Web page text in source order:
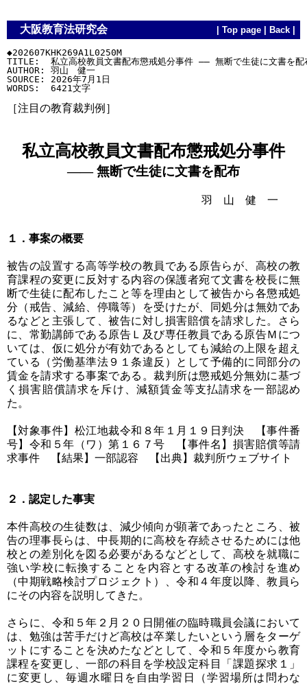
大阪教育法研究会 Top page Back
◆202607KHK269A1L0250M
TITLE:  私立高校教員文書配布懲戒処分事件 ―― 無断で生徒に文書を配
AUTHOR: 羽山　健一
SOURCE: 2026年7月1日
［注目の教育裁判例］
私立高校教員文書配布懲戒処分事件
―― 無断で生徒に文書を配布
羽 山 健 一
１．事案の概要
被告の設置する高等学校の教員である原告らが、高校の教
育課程の変更に反対する内容の保護者宛て文書を校長に無
断で生徒に配布したこと等を理由として被告から各懲戒処
分（戒告、減給、停職等）を受けたが、同処分は無効であ
るなどと主張して、被告に対し損害賠償を請求した。さら
に、常勤講師である原告Ｌ及び専任教員である原告Ｍにつ
いては、仮に処分が有効であるとしても減給の上限を超え
ている（労働基準法９１条違反）として予備的に同部分の
賃金を請求する事案である。裁判所は懲戒処分無効に基づ
く損害賠償請求を斥け、減額賃金等支払請求を一部認め
た。
【対象事件】松江地裁令和８年１月１９日判決 【事件番
号】令和５年（ワ）第１６７号 【事件名】損害賠償等請
求事件 【結果】一部認容 【出典】裁判所ウェブサイト
２．認定した事実
本件高校の生徒数は、減少傾向が顕著であったところ、被
告の理事長らは、中長期的に高校を存続させるためには他
校との差別化を図る必要があるなどとして、高校を就職に
強い学校に転換することを内容とする改革の検討を進め
（中期戦略検討プロジェクト）、令和４年度以降、教員ら
にその内容を説明してきた。
さらに、令和５年２月２０日開催の臨時職員会議において
は、勉強は苦手だけど高校は卒業したいという層をターゲ
ットにすることを決めたなどとして、令和５年度から教育
課程を変更し、一部の科目を学校設定科目「課題探求１」
に変更し、毎週水曜日を自由学習日（学習場所は問わな